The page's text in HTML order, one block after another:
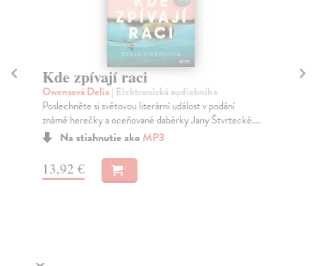
Kde zpívají raci
Owensová Delia| Elektronická audiokniha
Poslechněte si světovou literární událost v podání
známé herečky a oceňované dabérky Jany Štvrtecké....
Na stiahnutie akoMP3
13,92 €